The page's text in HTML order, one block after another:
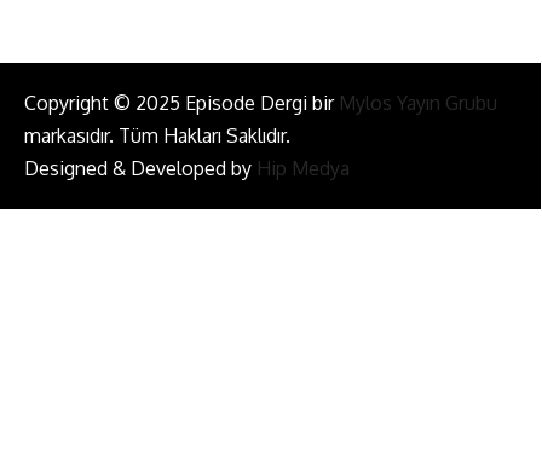
Copyright © 2025 Episode Dergi bir Mylos Yayın Grubu
markasıdır. Tüm Hakları Saklıdır.
Designed & Developed by Hip Medya